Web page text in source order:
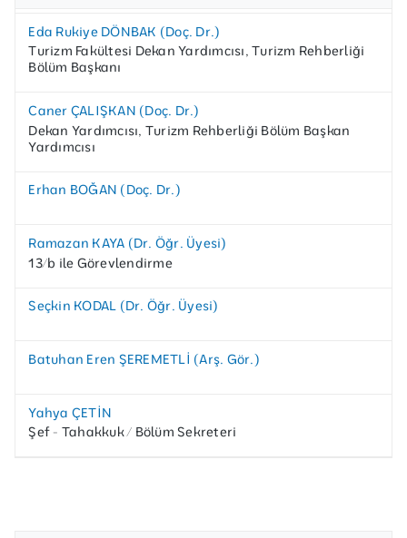
Eda Rukiye DÖNBAK (Doç. Dr.)
Turizm Fakültesi Dekan Yardımcısı, Turizm Rehberliği
Bölüm Başkanı
Caner ÇALIŞKAN (Doç. Dr.)
Dekan Yardımcısı, Turizm Rehberliği Bölüm Başkan
Yardımcısı
Erhan BOĞAN (Doç. Dr.)
Ramazan KAYA (Dr. Öğr. Üyesi)
13/b ile Görevlendirme
Seçkin KODAL (Dr. Öğr. Üyesi)
Batuhan Eren ŞEREMETLİ (Arş. Gör.)
Yahya ÇETİN
Şef - Tahakkuk / Bölüm Sekreteri